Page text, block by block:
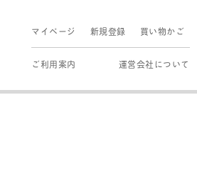
マイページ 新規登録 買い物かご
ご利用案内 運営会社について